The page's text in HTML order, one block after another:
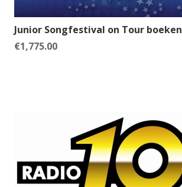
Junior Songfestival on Tour boeken
€1,775.00